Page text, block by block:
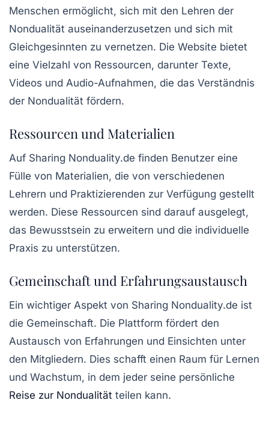
Menschen ermöglicht, sich mit den Lehren der
Nondualität auseinanderzusetzen und sich mit
Gleichgesinnten zu vernetzen. Die Website bietet
eine Vielzahl von Ressourcen, darunter Texte,
Videos und Audio-Aufnahmen, die das Verständnis
der Nondualität fördern.
Ressourcen und Materialien
Auf Sharing Nonduality.de finden Benutzer eine
Fülle von Materialien, die von verschiedenen
Lehrern und Praktizierenden zur Verfügung gestellt
werden. Diese Ressourcen sind darauf ausgelegt,
das Bewusstsein zu erweitern und die individuelle
Praxis zu unterstützen.
Gemeinschaft und Erfahrungsaustausch
Ein wichtiger Aspekt von Sharing Nonduality.de ist
die Gemeinschaft. Die Plattform fördert den
Austausch von Erfahrungen und Einsichten unter
den Mitgliedern. Dies schafft einen Raum für Lernen
und Wachstum, in dem jeder seine persönliche
Reise zur Nondualität teilen kann.